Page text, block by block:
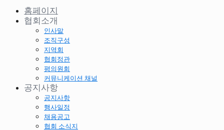
홈페이지
협회소개
인사말
조직구성
지역회
협회정관
평의원회
커뮤니케이션 채널
공지사항
공지사항
행사일정
채용공고
협회 소식지